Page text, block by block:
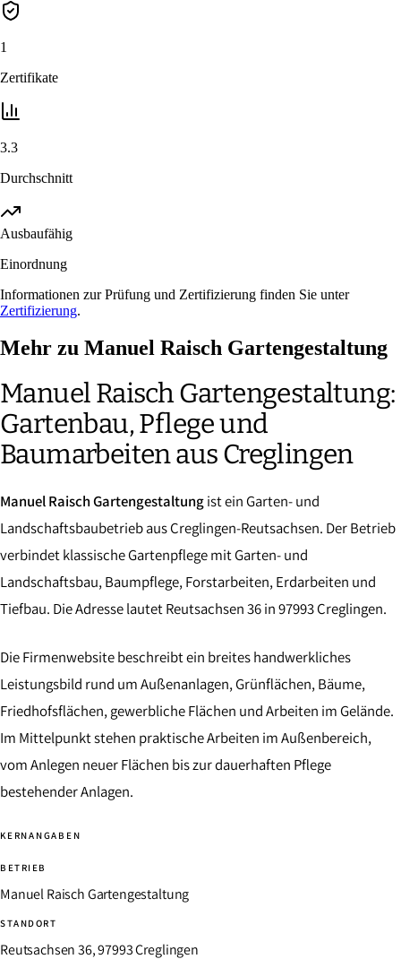
1
Zertifikate
3.3
Durchschnitt
Ausbaufähig
Einordnung
Informationen zur Prüfung und Zertifizierung finden Sie unter
Zertifizierung.
Mehr zu Manuel Raisch Gartengestaltung
Manuel Raisch Gartengestaltung:
Gartenbau, Pflege und
Baumarbeiten aus Creglingen
Manuel Raisch Gartengestaltungist ein Garten- und
Landschaftsbaubetrieb aus Creglingen-Reutsachsen. Der Betrieb
verbindet klassische Gartenpflege mit Garten- und
Landschaftsbau, Baumpflege, Forstarbeiten, Erdarbeiten und
Tiefbau. Die Adresse lautet Reutsachsen 36 in 97993 Creglingen.
Die Firmenwebsite beschreibt ein breites handwerkliches
Leistungsbild rund um Außenanlagen, Grünflächen, Bäume,
Friedhofsflächen, gewerbliche Flächen und Arbeiten im Gelände.
Im Mittelpunkt stehen praktische Arbeiten im Außenbereich,
vom Anlegen neuer Flächen bis zur dauerhaften Pflege
bestehender Anlagen.
KERNANGABEN
BETRIEB
Manuel Raisch Gartengestaltung
STANDORT
Reutsachsen 36, 97993 Creglingen